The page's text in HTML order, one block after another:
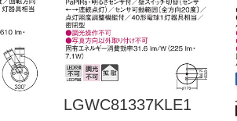
LGWC81337KLE1